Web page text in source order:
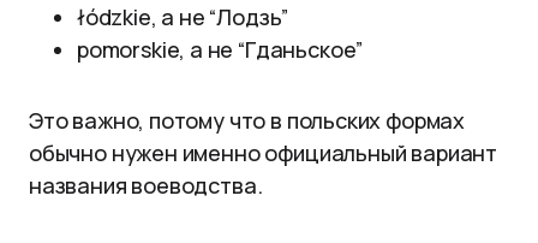
łódzkie, а не “Лодзь”
pomorskie, а не “Гданьское”
Это важно, потому что в польских формах
обычно нужен именно официальный вариант
названия воеводства.